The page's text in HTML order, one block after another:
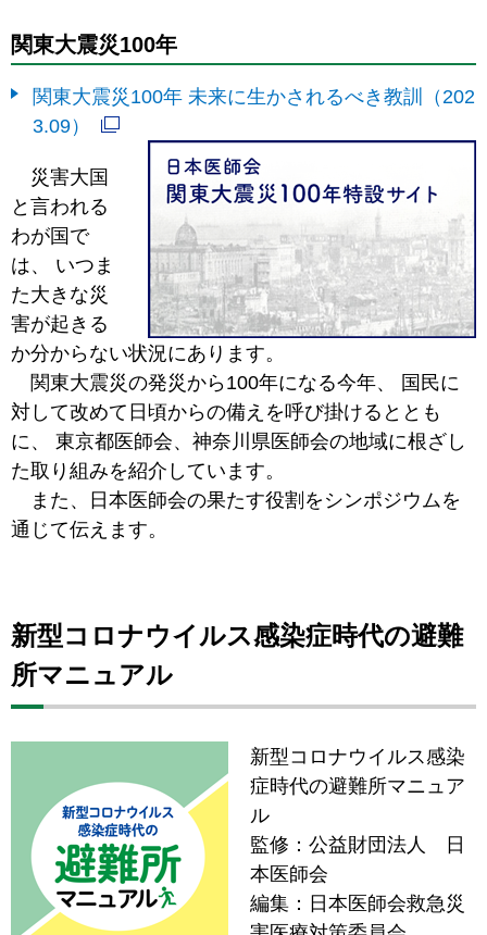
関東大震災100年
関東大震災100年 未来に生かされるべき教訓（202
3.09）
災害大国
と言われる
わが国で
は、 いつま
た大きな災
害が起きる
か分からない状況にあります。
関東大震災の発災から100年になる今年、 国民に
対して改めて日頃からの備えを呼び掛けるととも
に、 東京都医師会、神奈川県医師会の地域に根ざし
た取り組みを紹介しています。
また、日本医師会の果たす役割をシンポジウムを
通じて伝えます。
新型コロナウイルス感染症時代の避難
所マニュアル
新型コロナウイルス感染
症時代の避難所マニュア
ル
監修：公益財団法人 日
本医師会
編集：日本医師会救急災